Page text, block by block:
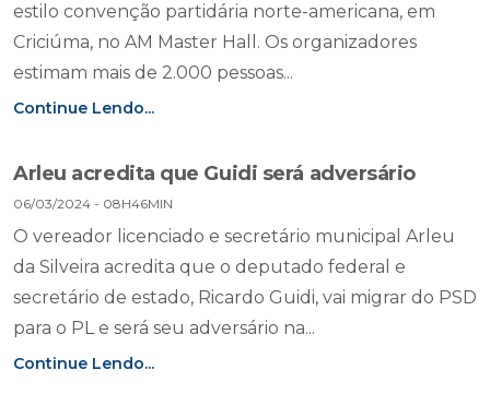
estilo convenção partidária norte-americana, em
Criciúma, no AM Master Hall. Os organizadores
estimam mais de 2.000 pessoas...
Continue Lendo...
Arleu acredita que Guidi será adversário
06/03/2024 - 08H46MIN
O vereador licenciado e secretário municipal Arleu
da Silveira acredita que o deputado federal e
secretário de estado, Ricardo Guidi, vai migrar do PSD
para o PL e será seu adversário na...
Continue Lendo...